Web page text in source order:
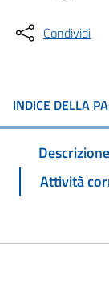
Condividi
INDICE DELLA
Descrizione
Attività